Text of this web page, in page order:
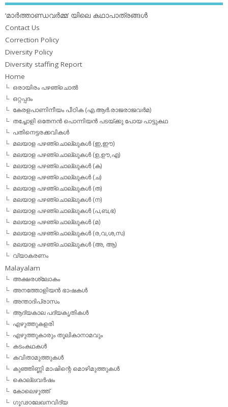
‘മാര്‍ത്താണ്ഡവര്‍മ്മ’ യിലെ കഥാപാത്രങ്ങള്‍
Contact Us
Correction Policy
Diversity Policy
Diversity staffing Report
Home
ഒരായിരം പഴഞ്ചൊല്‍
ഒറ്റപ്പദം
കേരളപാണിനീയം പീഠിക (എ.ആര്‍.രാജരാജവര്‍മ)
തച്ചോളി ഒതേനൻ പൊന്നിയൻ പടയ്‌ക്കു പോയ പാട്ടുകഥ
പതിനെട്ടരക്കവികള്‍
മലയാള പഴഞ്ചൊല്ലുകള്‍ (ഇ,ഈ)
മലയാള പഴഞ്ചൊല്ലുകള്‍ (ഉ,ഊ,എ)
മലയാള പഴഞ്ചൊല്ലുകള്‍ (ക)
മലയാള പഴഞ്ചൊല്ലുകള്‍ (ച)
മലയാള പഴഞ്ചൊല്ലുകള്‍ (ത)
മലയാള പഴഞ്ചൊല്ലുകള്‍ (ന)
മലയാള പഴഞ്ചൊല്ലുകള്‍ (പ,ബ,ഭ)
മലയാള പഴഞ്ചൊല്ലുകള്‍ (മ)
മലയാള പഴഞ്ചൊല്ലുകള്‍ (ര,വ,ശ,സ)
മലയാള പഴഞ്ചൊല്ലുകൾ (അ, ആ)
വ്യാകരണം
Malayalam
അക്ഷരശ്ലോകം
അനത്തോളിയന്‍ ഭാഷകള്‍
അന്താദിപ്രാസം
ആദ്യകാല പദ്യകൃതികള്‍
എഴുത്തുകളരി
എഴുത്തുകാരും തൂലികാനാമവും
കടംകഥകള്‍
കവിതാമുത്തുകള്‍
കുഞ്ഞിണ്ണി മാഷിന്റെ മൊഴിമുത്തുകള്‍
കൊല്ലവര്‍ഷം
കോലെഴുത്ത്
ഗൂഢാലേഖനവിദ്യ